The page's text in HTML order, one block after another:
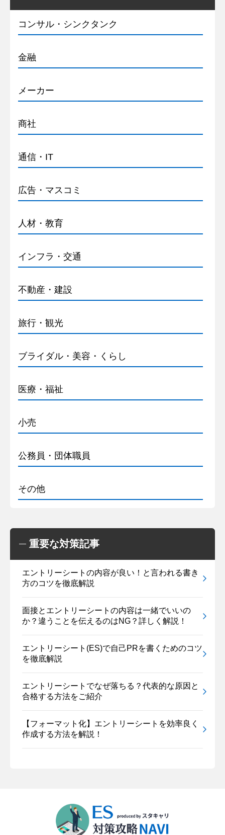
コンサル・シンクタンク
金融
メーカー
商社
通信・IT
広告・マスコミ
人材・教育
インフラ・交通
不動産・建設
旅行・観光
ブライダル・美容・くらし
医療・福祉
小売
公務員・団体職員
その他
重要な対策記事
エントリーシートの内容が良い！と言われる書き
方のコツを徹底解説
面接とエントリーシートの内容は一緒でいいの
か？違うことを伝えるのはNG？詳しく解説！
エントリーシート(ES)で自己PRを書くためのコツ
を徹底解説
エントリーシートでなぜ落ちる？代表的な原因と
合格する方法をご紹介
【フォーマット化】エントリーシートを効率良く
作成する方法を解説！